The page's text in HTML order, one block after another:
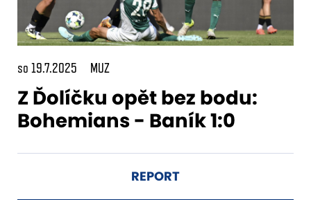
so 19.7.2025 MUZ
Z Ďolíčku opět bez bodu:
Bohemians - Baník 1:0
REPORT